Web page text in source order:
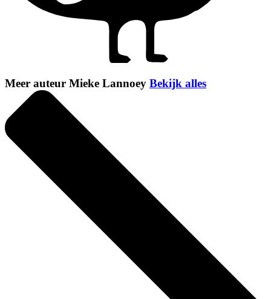
Meer auteur Mieke Lannoey Bekijk alles